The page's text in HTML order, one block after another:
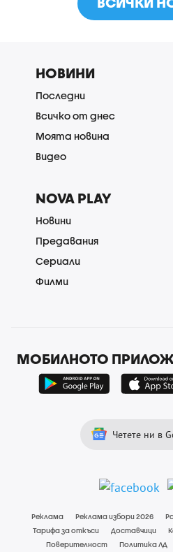
НОВИНИ
Последни
Всичко от днес
Моята новина
Видео
NOVA PLAY
Новини
Предавания
Сериали
Филми
МОБИЛНОТО
Четете ни в
Реклама Реклама избори 2026
Тарифа за откъси
Доставчици
Поверителност
Политика ЛД